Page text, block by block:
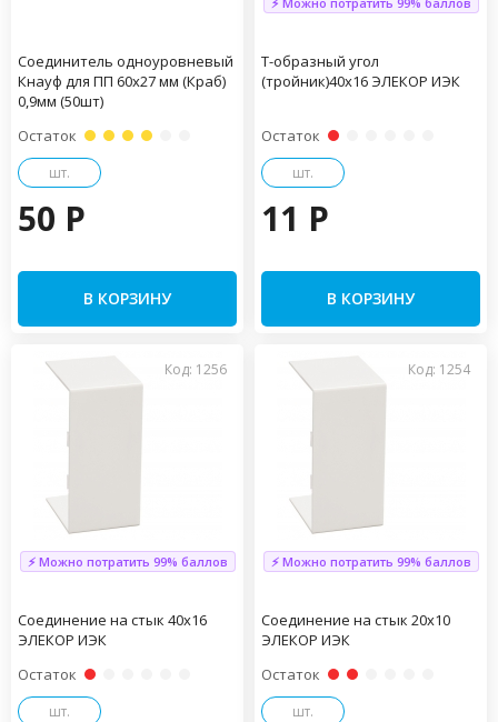
Соединитель одноуровневый
Кнауф для ПП 60х27 мм (Краб)
0,9мм (50шт)
Остаток
шт.
50 P
В КОРЗИНУ
Т-образный угол
(тройник)40x16 ЭЛЕКОР ИЭК
Остаток
шт.
11 P
В КОРЗИНУ
Код: 1256
⚡ Можно потратить 99% баллов
Соединение на стык 40х16
ЭЛЕКОР ИЭК
Остаток
шт.
Код: 1254
⚡ Можно потратить 99% баллов
Соединение на стык 20х10
ЭЛЕКОР ИЭК
Остаток
шт.